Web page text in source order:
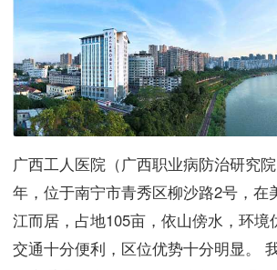
广西工人医院（广西职业病防治研究
年，位于南宁市青秀区柳沙路2号，在
江而居，占地105亩，依山傍水，环境
交通十分便利，区位优势十分明显。